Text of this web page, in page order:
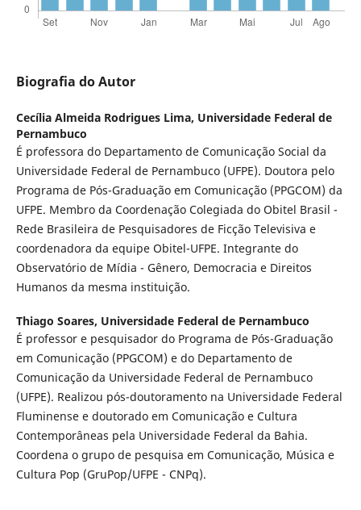
Biografia do Autor
Cecília Almeida Rodrigues Lima, Universidade Federal de
Pernambuco
É professora do Departamento de Comunicação Social da
Universidade Federal de Pernambuco (UFPE). Doutora pelo
Programa de Pós-Graduação em Comunicação (PPGCOM) da
UFPE. Membro da Coordenação Colegiada do Obitel Brasil -
Rede Brasileira de Pesquisadores de Ficção Televisiva e
coordenadora da equipe Obitel-UFPE. Integrante do
Observatório de Mídia - Gênero, Democracia e Direitos
Humanos da mesma instituição.
Thiago Soares, Universidade Federal de Pernambuco
É professor e pesquisador do Programa de Pós-Graduação
em Comunicação (PPGCOM) e do Departamento de
Comunicação da Universidade Federal de Pernambuco
(UFPE). Realizou pós-doutoramento na Universidade Federal
Fluminense e doutorado em Comunicação e Cultura
Contemporâneas pela Universidade Federal da Bahia.
Coordena o grupo de pesquisa em Comunicação, Música e
Cultura Pop (GruPop/UFPE - CNPq).